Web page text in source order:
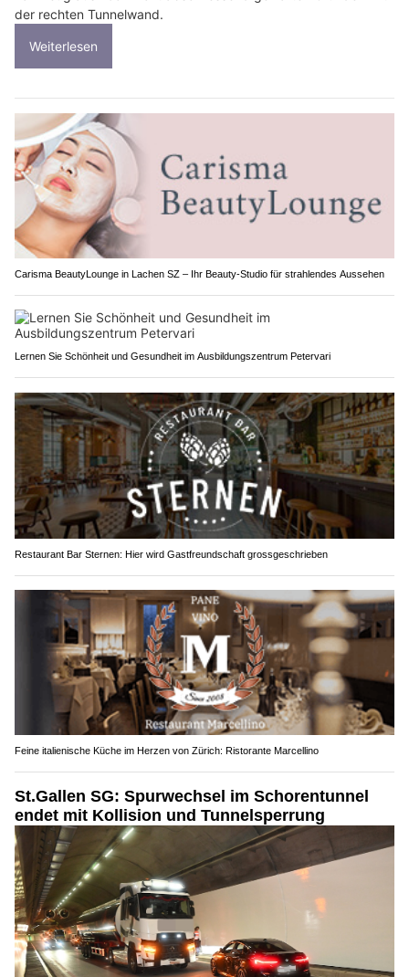
der rechten Tunnelwand.
Weiterlesen
Carisma BeautyLounge in Lachen SZ – Ihr Beauty-Studio für strahlendes Aussehen
Lernen Sie Schönheit und Gesundheit im Ausbildungszentrum Petervari
Restaurant Bar Sternen: Hier wird Gastfreundschaft grossgeschrieben
Feine italienische Küche im Herzen von Zürich: Ristorante Marcellino
St.Gallen SG: Spurwechsel im Schorentunnel
endet mit Kollision und Tunnelsperrung